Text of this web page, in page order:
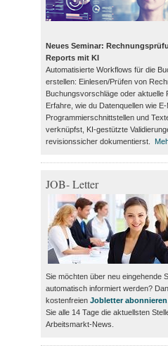
Neues Seminar:
Reports mit KI
Automatisierte Workflows für die
erstellen: Einlesen/Prüfen von
Buchungsvorschläge oder aktuelle
Erfahre, wie du Datenquellen wie E-
Programmierschnittstellen und
verknüpfst, KI-gestützte
revisionssicher dokumentierst.
JOB- Letter
Sie möchten über neu eingehende
automatisch informiert werden?
kostenfreien Jobletter abonnieren
Sie alle 14 Tage die aktuellsten
Arbeitsmarkt-News.